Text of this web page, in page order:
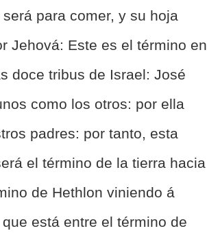
para comer, y su hoja
Jehová: Este es el término en
doce tribus de Israel: José
como los otros: por ella
padres: por tanto, esta
el término de la tierra hacia
de Hethlon viniendo á
está entre el término de